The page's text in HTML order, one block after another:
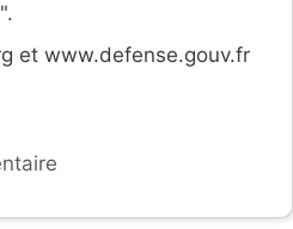
et www.defense.gouv.fr